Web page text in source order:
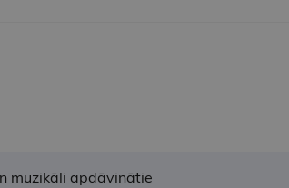
muzikāli apdāvinātie